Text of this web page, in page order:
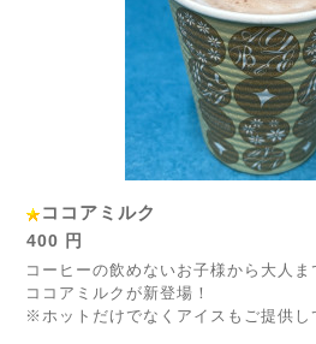
ココアミルク
400 円
コーヒーの飲めないお子様から大人ま
ココアミルクが新登場！
※ホットだけでなくアイスもご提供し